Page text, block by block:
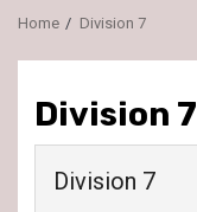
Home Division 7
Division 7
Division 7